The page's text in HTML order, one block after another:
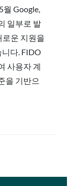
월 Google,
일부로 발
로운 지원을
다. FIDO
사용자 계
을 기반으